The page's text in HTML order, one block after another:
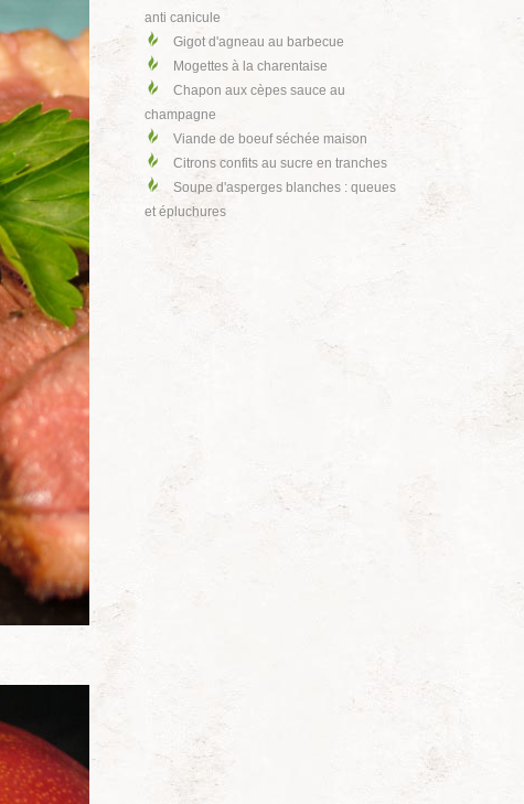
anti canicule
Gigot d'agneau au barbecue
Mogettes à la charentaise
Chapon aux cèpes sauce au
champagne
Viande de boeuf séchée maison
Citrons confits au sucre en tranches
Soupe d'asperges blanches : queues
et épluchures